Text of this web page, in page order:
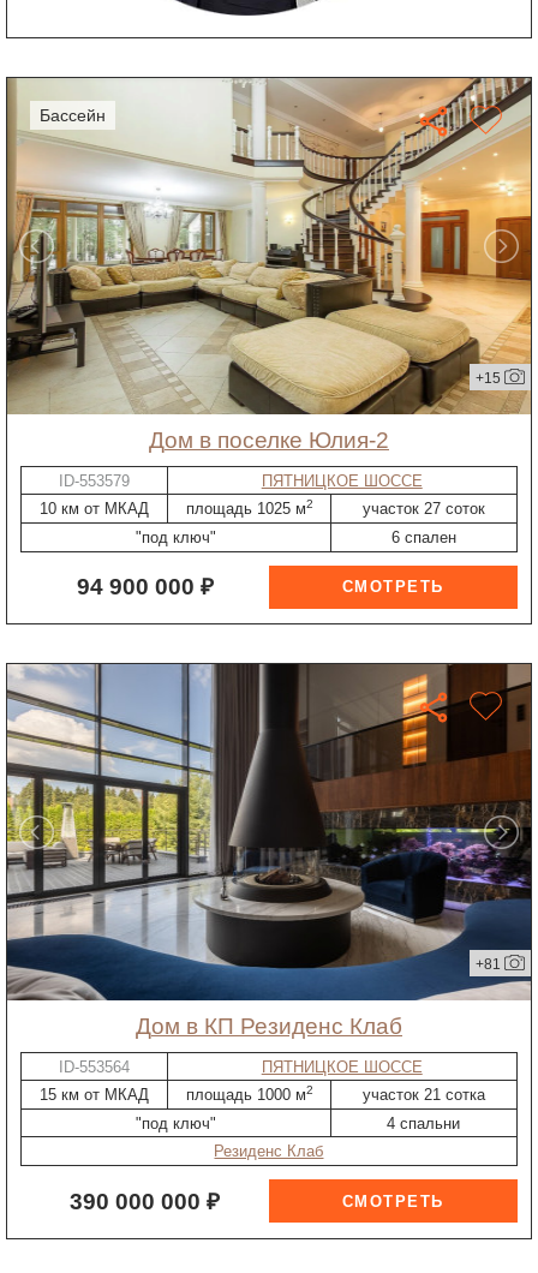
бассейн
+15
дом в поселке Юлия-2
ID-553579
ПЯТНИЦКОЕ ШОССЕ
10 км от МКАД
площадь 1025 м2
участок 27 соток
"под ключ"
6 спален
94 900 000 ₽
+81
дом в КП Резиденс Клаб
ID-553564
ПЯТНИЦКОЕ ШОССЕ
15 км от МКАД
площадь 1000 м2
участок 21 сотка
"под ключ"
4 спальни
Резиденс Клаб
390 000 000 ₽